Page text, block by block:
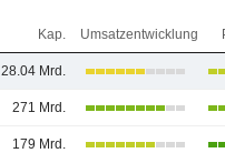
Kap. Umsatzentwicklung
28.04 Mrd.
271 Mrd.
179 Mrd.